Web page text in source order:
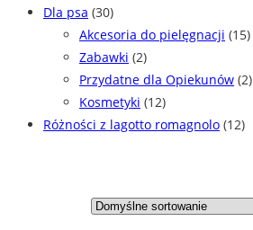
Dla psa (30)
Akcesoria do pielęgnacji (15)
Zabawki (2)
Przydatne dla Opiekunów (2)
Kosmetyki (12)
Różności z lagotto romagnolo (12)